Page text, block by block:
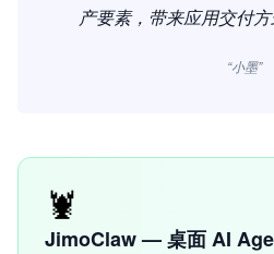
产要素，带来应用交付方
“小墨”
🦞
JimoClaw — 桌面 AI